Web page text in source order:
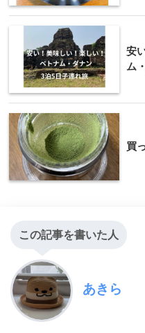
安
ム
買
この記事を書いた人
あきら